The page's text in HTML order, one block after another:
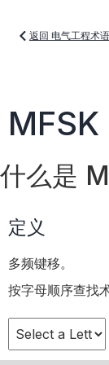
返回 电气工程术
MFSK
什么是
定义
多频键移。
按字母顺序查找